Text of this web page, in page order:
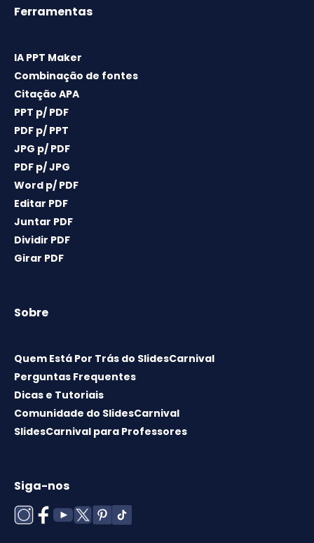
Ferramentas
IA PPT Maker
Combinação de fontes
Citação APA
PPT p/ PDF
PDF p/ PPT
JPG p/ PDF
PDF p/ JPG
Word p/ PDF
Editar PDF
Juntar PDF
Dividir PDF
Girar PDF
Sobre
Quem Está Por Trás do SlidesCarnival
Perguntas Frequentes
Dicas e Tutoriais
Comunidade do SlidesCarnival
SlidesCarnival para Professores
Siga-nos